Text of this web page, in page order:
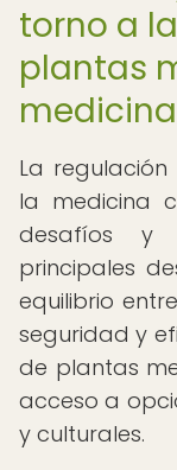
torno a
plantas
La
la medicina
desafíos y
principales
equilibrio
seguridad y
de plantas
acceso a
y culturales.